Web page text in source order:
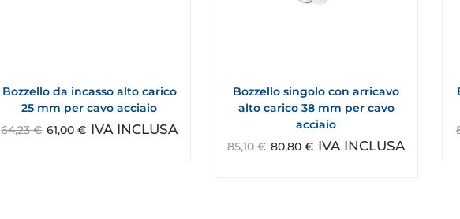
Bozzello da incasso alto carico
25 mm per cavo acciaio
64,23€ 61,00€ IVA INCLUSA
Bozzello singolo con arricavo
alto carico 38 mm per cavo
acciaio
85,10€ 80,80€ IVA INCLUSA